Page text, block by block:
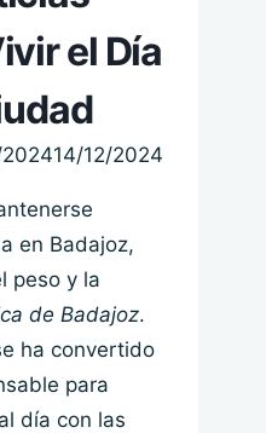
el Día
14/12/2024
en Badajoz,
peso y la
de Badajoz.
ha convertido
para
día con las